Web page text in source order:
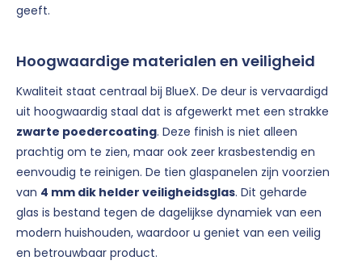
geeft.
Hoogwaardige materialen en veiligheid
Kwaliteit staat centraal bij BlueX. De deur is vervaardigd
uit hoogwaardig staal dat is afgewerkt met een strakke
zwarte poedercoating. Deze finish is niet alleen
prachtig om te zien, maar ook zeer krasbestendig en
eenvoudig te reinigen. De tien glaspanelen zijn voorzien
van 4 mm dik helder veiligheidsglas. Dit geharde
glas is bestand tegen de dagelijkse dynamiek van een
modern huishouden, waardoor u geniet van een veilig
en betrouwbaar product.